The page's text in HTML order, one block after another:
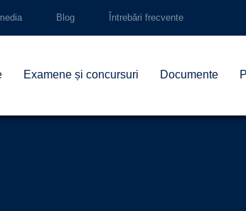
Blog Întrebări frecvente
Examene și concursuri Documente